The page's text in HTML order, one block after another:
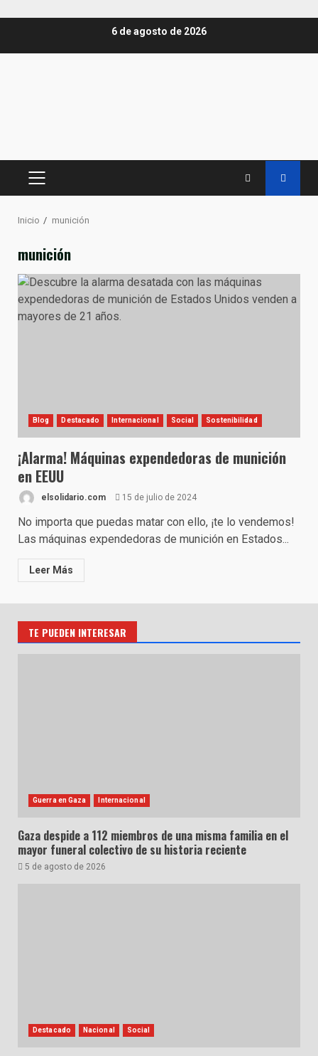
6 de agosto de 2026
MENÚ
Inicio munición
munición
Blog Destacado Internacional Social Sostenibilidad
¡Alarma! Máquinas expendedoras de munición
en EEUU
elsolidario.com 15 de julio de 2024
No importa que puedas matar con ello, ¡te lo vendemos!
Las máquinas expendedoras de munición en Estados...
Leer Más
TE PUEDEN INTERESAR
Guerra en Gaza Internacional
Gaza despide a 112 miembros de una misma familia en el
mayor funeral colectivo de su historia reciente
5 de agosto de 2026
Destacado Nacional Social